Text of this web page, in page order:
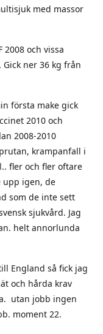
med massor
2008 och vissa
ner 36 kg från
första make gick
2010 och
2008-2010
krampanfall i
fler och fler oftare
upp igen, de
som de inte sett
sjukvård. Jag
helt annorlunda
England så fick jag
och hårda krav
utan jobb ingen
moment 22.